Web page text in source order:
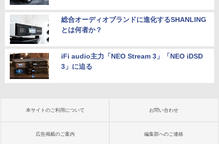
総合オーディオブランドに進化するSHANLING
とは何者か？
iFi audio主力「NEO Stream 3」「NEO iDSD
3」に迫る
本サイトのご利用について お問い合わせ
広告掲載のご案内 編集部へのご連絡